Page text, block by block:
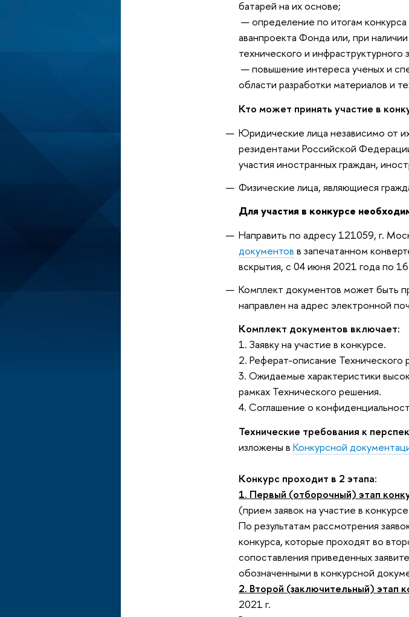
батарей на их основе;
— определение по итогам
аванпроекта Фонда или, при
технического и
— повышение интереса ученых и
области разработки материалов и
Кто может принять участие в
Юридические лица независимо от
резидентами Российской
участия иностранных граждан,
Физические лица, являющиеся
Для участия в конкурсе
Направить по адресу 121059, г.
документов в запечатанном
вскрытия, с 04 июня 2021 годапо
Комплект документов может быть
направлен на адрес электронной
Комплект документов включает:
1. Заявку на участие в конкурсе.
2. Реферат-описание Технического
3. Ожидаемые характеристики
рамках Технического решения.
4. Соглашение о
Технические требования к
изложены вКонкурсной
Конкурс проходит в 2 этапа:
1. Первый (отборочный) этап
(прием заявок на участие в
По результатам рассмотрения
конкурса, которые проходят во
сопоставления приведенных
обозначенными в конкурсной
2. Второй (заключительный) этап
2021 г.